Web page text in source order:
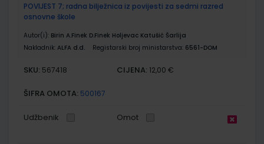
POVIJEST 7; radna bilježnica iz povijesti za sedmi razred
osnovne škole
Autor(i): Birin A.Finek D.Finek Holjevac Katušić Šarlija
Nakladnik: ALFA d.d. Registarski broj ministarstva: 6561-DOM
SKU: 567418 CIJENA: 12,00 €
ŠIFRA OMOTA: 500167
Udžbenik Omot